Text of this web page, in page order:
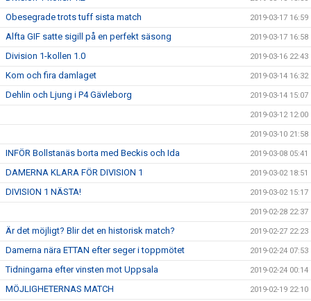
Obesegrade trots tuff sista match 2019-03-17 16:59
Alfta GIF satte sigill på en perfekt säsong 2019-03-17 16:58
Division 1-kollen 1.0 2019-03-16 22:43
Kom och fira damlaget 2019-03-14 16:32
Dehlin och Ljung i P4 Gävleborg 2019-03-14 15:07
2019-03-12 12:00
2019-03-10 21:58
INFÖR Bollstanäs borta med Beckis och Ida 2019-03-08 05:41
DAMERNA KLARA FÖR DIVISION 1 2019-03-02 18:51
DIVISION 1 NÄSTA! 2019-03-02 15:17
2019-02-28 22:37
Är det möjligt? Blir det en historisk match? 2019-02-27 22:23
Damerna nära ETTAN efter seger i toppmötet 2019-02-24 07:53
Tidningarna efter vinsten mot Uppsala 2019-02-24 00:14
MÖJLIGHETERNAS MATCH 2019-02-19 22:10